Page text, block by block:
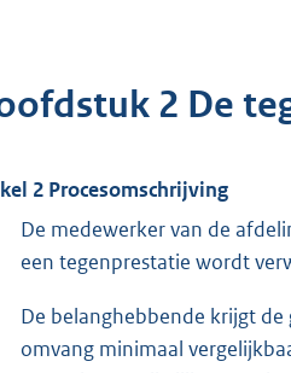
2 De
2 Procesomschrijving
De medewerker van de
een tegenprestatie wordt
De belanghebbende krijgt
omvang minimaal